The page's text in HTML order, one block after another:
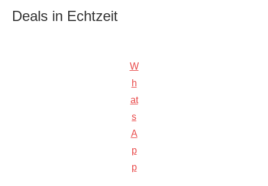
Deals in Echtzeit
W
h
at
s
A
p
p